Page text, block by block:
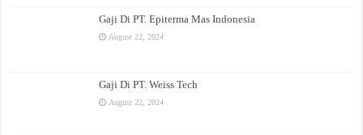
Gaji Di PT. Epiterma Mas Indonesia
August 22, 2024
Gaji Di PT. Weiss Tech
August 22, 2024